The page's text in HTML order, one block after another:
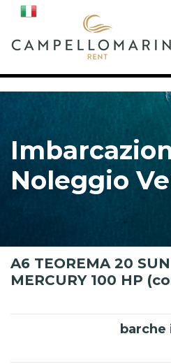
Noleggio
A6 TEOREMA 20
MERCURY 100 HP